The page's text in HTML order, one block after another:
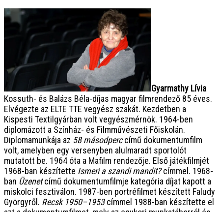
Gyarmathy Lívia
Kossuth- és Balázs Béla-díjas magyar filmrendező 85 éves.
Elvégezte az ELTE TTE vegyész szakát. Kezdetben a
Kispesti Textilgyárban volt vegyészmérnök. 1964-ben
diplomázott a Színház- és Filmművészeti Főiskolán.
Diplomamunkája az 58 másodperccímű dokumentumfilm
volt, amelyben egy versenyben alulmaradt sportolót
mutatott be. 1964 óta a Mafilm rendezője. Első játékfilmjét
1968-ban készítette Ismeri a szandi mandit?címmel. 1968-
ban Üzenetcímű dokumentumfilmje kategória díjat kapott a
miskolci fesztiválon. 1987-ben portréfilmet készített Faludy
Györgyről. Recsk 1950–1953címmel 1988-ban készítette el